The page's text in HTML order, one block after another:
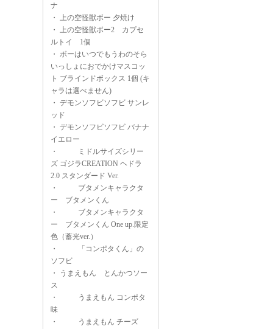
ナ
・ 上の空怪獣ボー 夕焼け
・ 上の空怪獣ボー2 カプセ
ルトイ 1個
・ ボーはいつでもうわのそら
いっしょにおでかけマスコッ
ト ブラインドボックス 1個 (キ
ャラは選べません)
・ デモンソフビソフビ サンレ
ッド
・ デモンソフビソフビ バナナ
イエロー
・
ミドルサイズシリー
ズ ゴジラCREATION ヘドラ
2.0 スタンダード Ver.
・
ブタメンキャラクタ
ー ブタメンくん
・
ブタメンキャラクタ
ー ブタメンくん One up.限定
色（蓄光ver.）
・
「コンポタくん」の
ソフビ
・
うまえもん とんかつソー
ス
・
うまえもん コンポタ
味
・
うまえもん チーズ